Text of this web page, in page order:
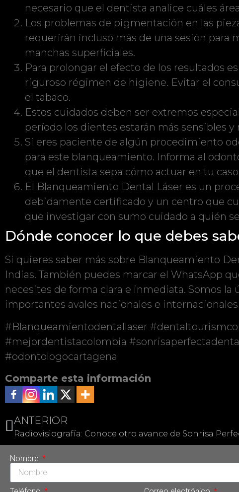
necesario que el dentista analice cuáles
Los problemas de pigmentación en las
requerirán incluso más de una sesión para
manchas superficiales.
Para prolongar el efecto de los resultados
riguroso régimen de higiene. Evitar el
el tabaco.
Estos cuidados deben ser extremos
período los dientes estarán más sensibles
Si eres paciente de algún procedimiento
para este blanqueamiento. Informa al
que el dentista sepa cómo actuar en tu
El Blanqueamiento Dental Láser es un
debidamente certificado y un centro que
que investigar con sumo cuidado a quién
Dónde conocer lo que debes
Si quieres saber más sobre Blanqueamiento
Indias. También puedes marcar el WhatsApp
necesites de forma clara e inmediata. Somos
importantes avales nacionales e
#Blanqueamientodentallaser
#mejordentistacolombia
#odontologocartagena
Comparte esta información
ANTERIOR
Radiovisiografía: Conoce otro avance de Sonrisa
Nombre